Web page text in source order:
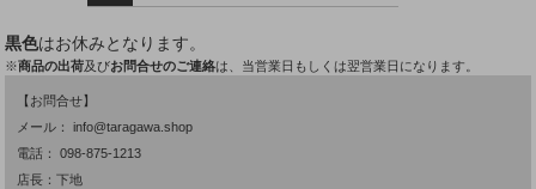
黒色はお休みとなります。
※商品の出荷及びお問合せのご連絡は、当営業日もしくは翌営業日になります。
【お問合せ】
メール：info@taragawa.shop
電話：098-875-1213
店長：下地